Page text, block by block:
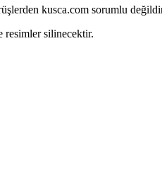
kusca.com sorumlu
resimler silinecektir.